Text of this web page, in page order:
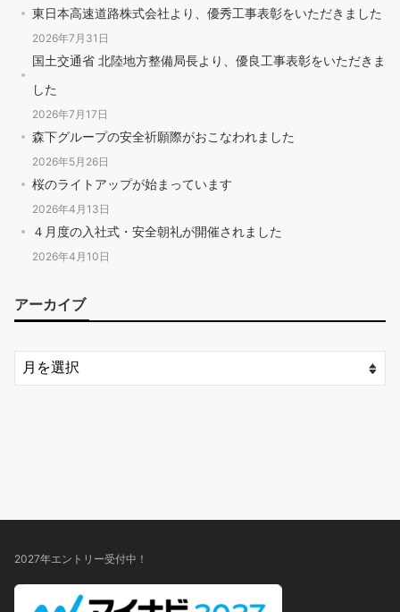
東日本高速道路株式会社より、優秀工事表彰をいただきました
2026年7月31日
国土交通省 北陸地方整備局長より、優良工事表彰をいただきま
した
2026年7月17日
森下グループの安全祈願際がおこなわれました
2026年5月26日
桜のライトアップが始まっています
2026年4月13日
４月度の入社式・安全朝礼が開催されました
2026年4月10日
アーカイブ
2027年エントリー受付中！